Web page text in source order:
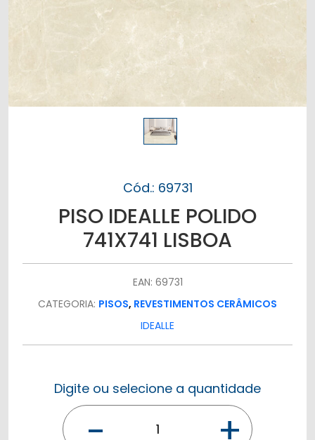
Cód.: 69731
PISO IDEALLE POLIDO
741X741 LISBOA
EAN: 69731
CATEGORIA: PISOS, REVESTIMENTOS CERÂMICOS
IDEALLE
Digite ou selecione a quantidade